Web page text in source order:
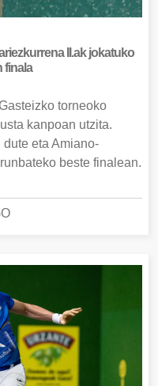
II.ak jokatuko
finala
torneoko
kanpoan utzita.
eta Amiano-
beste finalean.